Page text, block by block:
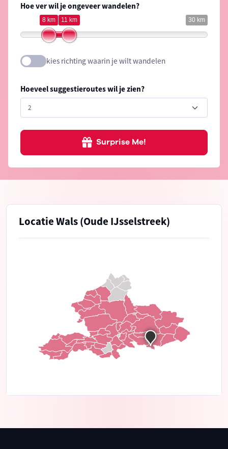
Hoe ver wil je ongeveer wandelen?
30 km
8 km 11 km
kies richting waarin je wilt wandelen
Hoeveel suggestieroutes wil je zien?
Surprise Me!
Locatie Wals (Oude IJsselstreek)